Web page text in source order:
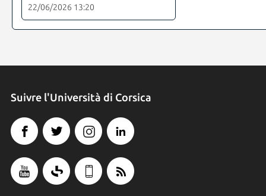
22/06/2026 13:20
Suivre l'Università di Corsica